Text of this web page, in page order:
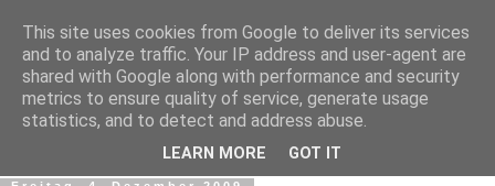
tobsen.de
Dinge die das Leben erleichtern, Wissenswertes, C# und
This site uses cookies from Google to deliver its services
and to analyze traffic. Your IP address and user-agent are
shared with Google along with performance and security
metrics to ensure quality of service, generate usage
statistics, and to detect and address abuse.
LEARN MORE GOT IT